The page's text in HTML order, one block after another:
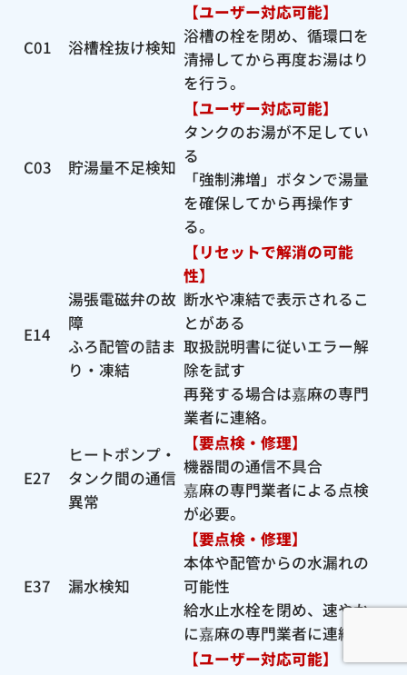
C01 浴槽栓抜け検知
【ユーザー対応可能】
浴槽の栓を閉め、循環口を
清掃してから再度お湯はり
を行う。
C03 貯湯量不足検知
【ユーザー対応可能】
タンクのお湯が不足してい
る
「強制沸増」ボタンで湯量
を確保してから再操作す
る。
E14
湯張電磁弁の故
障
ふろ配管の詰ま
り・凍結
【リセットで解消の可能
性】
断水や凍結で表示されるこ
とがある
取扱説明書に従いエラー解
除を試す
再発する場合は嘉麻の専門
業者に連絡。
E27
ヒートポンプ・
タンク間の通信
異常
【要点検・修理】
機器間の通信不具合
嘉麻の専門業者による点検
が必要。
E37 漏水検知
【要点検・修理】
本体や配管からの水漏れの
可能性
給水止水栓を閉め、速やか
に嘉麻の専門業者に連絡。
【ユーザー対応可能】